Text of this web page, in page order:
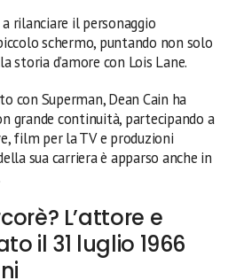
rilanciare il personaggio
schermo, puntando non solo
storia d’amore con Lois Lane.
con Superman, Dean Cain ha
grande continuità, partecipando a
film per la TV e produzioni
sua carriera è apparso anche in
L’attore e
il 31 luglio 1966